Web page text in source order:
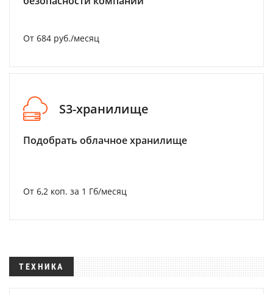
От 684 руб./месяц
S3-хранилище
Подобрать облачное хранилище
От 6,2 коп. за 1 Гб/месяц
ТЕХНИКА